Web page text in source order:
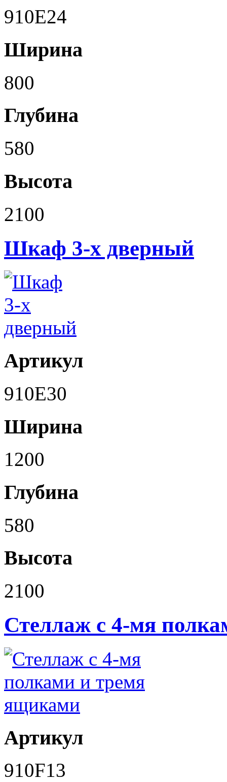
910E24
Ширина
800
Глубина
580
Высота
2100
Шкаф 3-х дверный
Артикул
910E30
Ширина
1200
Глубина
580
Высота
2100
Стеллаж с 4-мя
Артикул
910F13